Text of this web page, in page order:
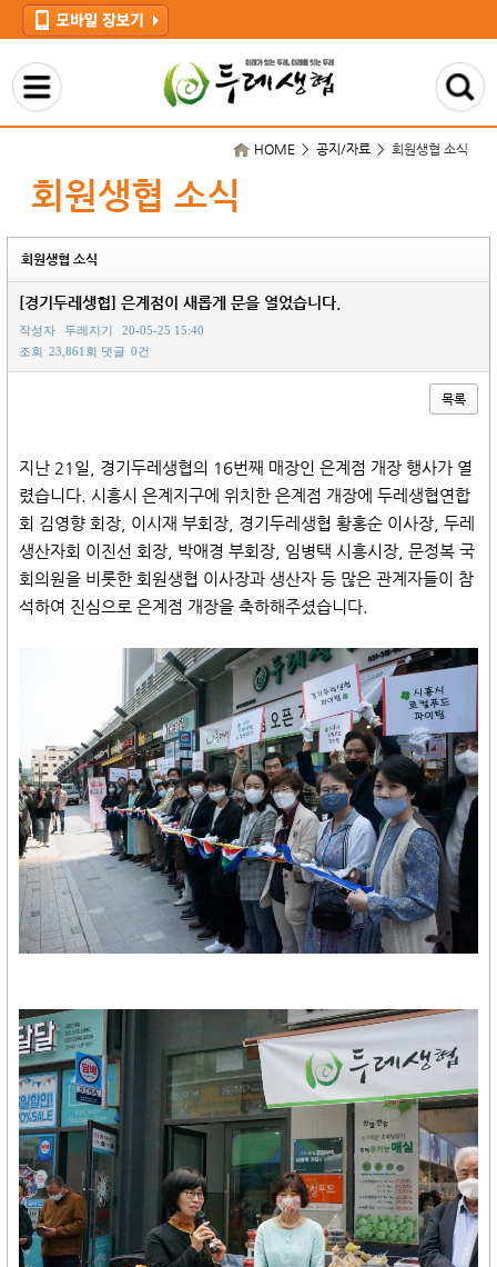
회원생협 소식
HOME > 공지/자료 > 회원생협 소식
회원생협 소식
[경기두레생협] 은계점이 새롭게 문을 열었습니다.
작성자 두레지기
20-05-25 15:40
조회 23,861회 댓글 0건
목록
지난 21일, 경기두레생협의 16번째 매장인 은계점 개장 행사가 열
렸습니다. 시흥시 은계지구에 위치한 은계점 개장에 두레생협연합
회 김영향 회장, 이시재 부회장, 경기두레생협 황홍순 이사장, 두레
생산자회 이진선 회장, 박애경 부회장, 임병택 시흥시장, 문정복 국
회의원을 비롯한 회원생협 이사장과 생산자 등 많은 관계자들이 참
석하여 진심으로 은계점 개장을 축하해주셨습니다.